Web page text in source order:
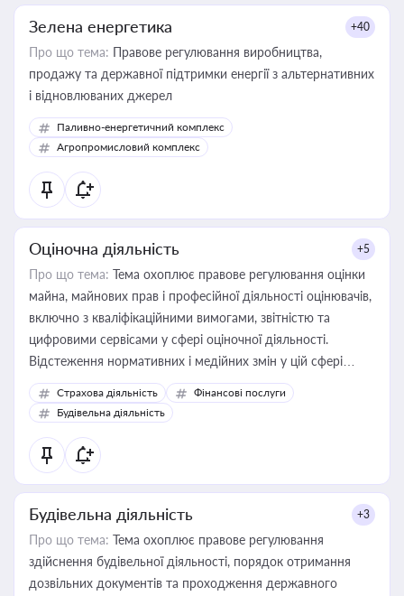
Зелена енергетика +40
Про що тема: Правове регулювання виробництва,
продажу та державної підтримки енергії з альтернативних
і відновлюваних джерел
Паливно-енергетичний комплекс
Агропромисловий комплекс
Оціночна діяльність +5
Про що тема: Тема охоплює правове регулювання оцінки
майна, майнових прав і професійної діяльності оцінювачів,
включно з кваліфікаційними вимогами, звітністю та
цифровими сервісами у сфері оціночної діяльності.
Відстеження нормативних і медійних змін у цій сфері
корисне для власника бізнесу, керівника, юриста або
бухгалтера під час оподаткування, приватизації, оренди
державного майна, корпоративних угод і перевірки
статусу суб'єктів оціночної діяльності
Страхова діяльність
Фінансові послуги
Будівельна діяльність
Будівельна діяльність +3
Про що тема: Тема охоплює правове регулювання
здійснення будівельної діяльності, порядок отримання
дозвільних документів та проходження державного